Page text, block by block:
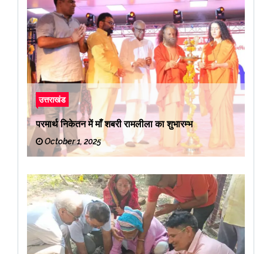
उत्तराखंड
परमार्थ निकेतन में माँ शबरी रामलीला का शुभारम्भ
October 1, 2025